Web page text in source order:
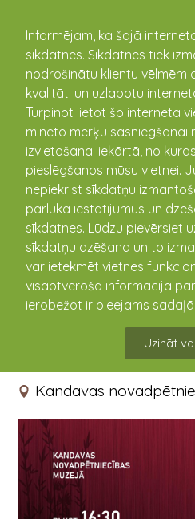
Informējam, ka šajā
sīkdatnes. Sīkdatnes tiek
nodrošinātu klientu vēlmēm
kvalitāti un uzlabotu
Turpinot lietot šo interneta
minēto mērķu sasniegšanai
izvietošanai iekārtā, no
pieslēgšanos mūsu vietnei.
nepiekrist sīkdatņu
pārlūka iestatījumus un
sīkdatnes. Lūdzu pievērsiet
sīkdatņu dzēšana un to
var ietekmēt vietnes
visaptveroša informācija
ierobežot ir pieejams
Uzināt
kandava.lv
PASĀKUMU
KALENDĀRS
Vēsturisks
Brīvības cīņām
11.11.2022 16:30
Kandavas